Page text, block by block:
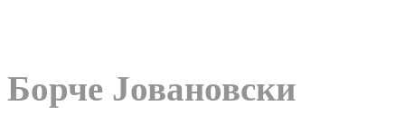
Борче Јовановски